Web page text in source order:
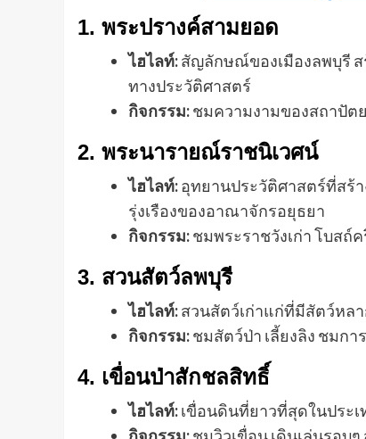
1. พระปรางค์สามยอด
ไฮไลท์:สัญลักษณ์ของเมืองลพบุรี
ทางประวัติศาสตร์
กิจกรรม:ชมความงามของสถาปัต
2. พระนารายณ์ราชนิเวศน์
ไฮไลท์:อุทยานประวัติศาสตร์ที่สร้
รุ่งเรืองของอาณาจักรอยุธยา
กิจกรรม:ชมพระราชวังเก่า โบสถ์
3. สวนสัตว์ลพบุรี
ไฮไลท์:สวนสัตว์เก่าแก่ที่มีสัตว์หล
กิจกรรม:ชมสัตว์ป่า เลี้ยงลิง ชมกา
4. เขื่อนป่าสักชลสิทธิ์
ไฮไลท์:เขื่อนดินที่ยาวที่สุดในประ